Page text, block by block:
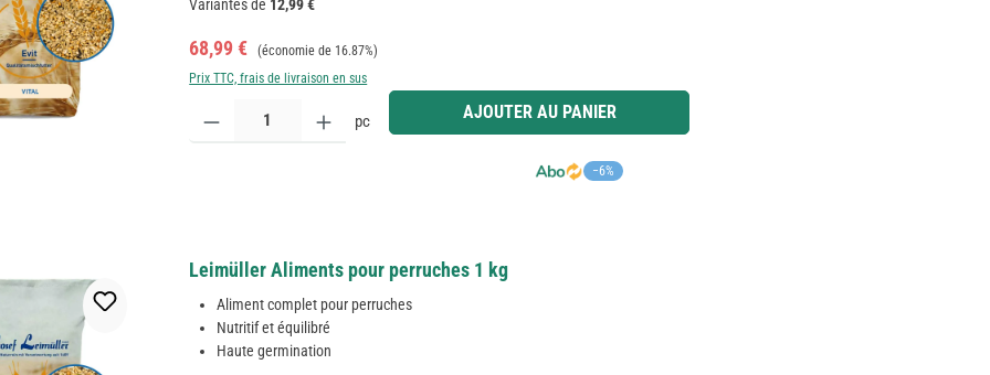
Variantes de 12,99 €
Prix de vente :
68,99 € Prix régulier :
(économie de 16.87%)
Prix TTC, frais de livraison en sus
−6%
Quantité de produit : Entrez la quantité souhaitée ou utilisez les boutons pour augmenter ou diminuer la quantité.
pc AJOUTER AU PANIER
Leimüller Aliments pour perruches 1 kg
Aliment complet pour perruches
Nutritif et équilibré
Haute germination